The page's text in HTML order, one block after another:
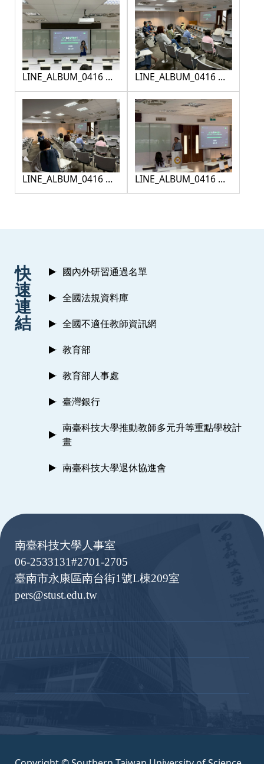
LINE_ALBUM_0416 性
平研習_260416_6
LINE_ALBUM_0416 性
平研習_260416_7
LINE_ALBUM_0416 性
平研習_260416_8
LINE_ALBUM_0416 性
平研習_260416_9
快
速
連
結
國內外研習通過名單
全國法規資料庫
全國不適任教師資訊網
教育部
教育部人事處
臺灣銀行
南臺科技大學推動教師多元升等重點學校計
畫
南臺科技大學退休協進會
南臺科技大學人事室
06-2533131#2701-2705
臺南市永康區南台街1號L棟209室
pers@stust.edu.tw